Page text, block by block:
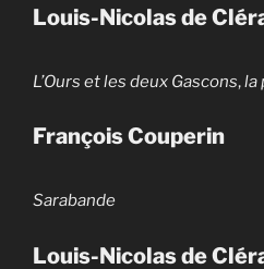
Louis-Nicolas de
L’Ours et les deux Gascons,la
François Couperin
Sarabande
Louis-Nicolas de